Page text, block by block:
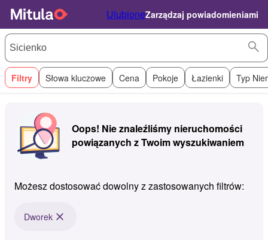
UlubioneZarządzaj powiadomieniami
Filtry Słowa kluczowe Cena Pokoje Łazienki Typ
Oops! Nie znaleźliśmy nieruchomości
powiązanych z Twoim wyszukiwaniem
Możesz dostosować dowolny z zastosowanych filtrów:
Dworek